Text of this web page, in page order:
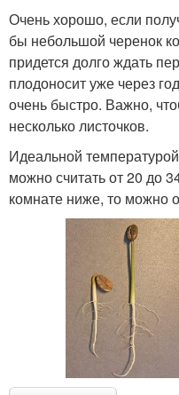
Очень хорошо, если
бы небольшой черенок
придется долго ждать
плодоносит уже через
очень быстро. Важно,
несколько листочков.
Идеальной
можно считать от 20 до
комнате ниже, то можно